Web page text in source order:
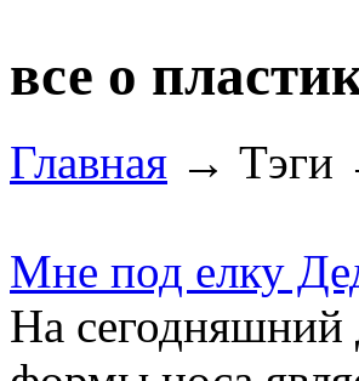
все о
Главная → Тэги
Мне под елку
На сегодняшний